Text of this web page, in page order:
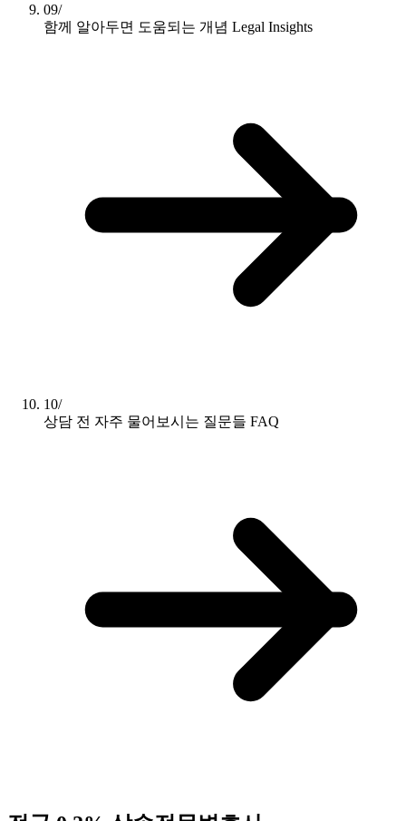
09/
함께 알아두면 도움되는 개념 Legal Insights
10/
상담 전 자주 물어보시는 질문들 FAQ